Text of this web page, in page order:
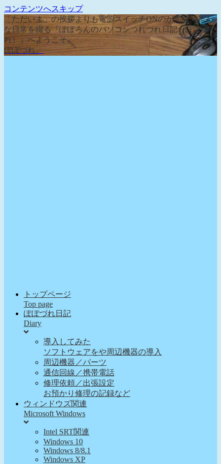
コンテンツへスキップ
「ただいま」の挨拶よりも電源スイッチONのが先な、そん
な日常を綴る『ぽぽろんのパソコンつれづれ日記（ぽぽづ
れ）』へようこそ。
ぽぽづれ。
トップページ
Top page
ぽぽづれ日記
Diary
導入してみた
ソフトウェアをや周辺機器の導入
周辺機器／パーツ
通信回線／携帯電話
修理依頼／出張設定
お預かり修理の記録など
ウィンドウズ関連
Microsoft Windows
Intel SRT関連
Windows 10
Windows 8/8.1
Windows XP